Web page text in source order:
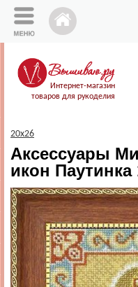
Интернет-магазин
товаров для рукоделия
20х26
Аксессуары
икон Паутинка